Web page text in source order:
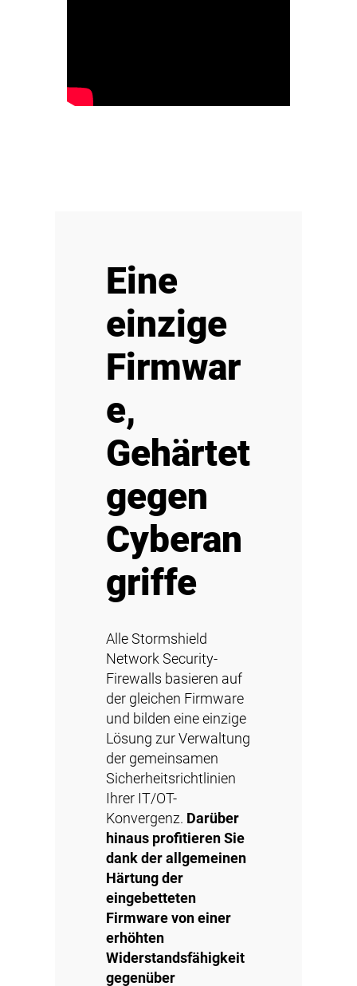
Eine
einzige
Firmwar
e,
Gehärtet
gegen
Cyberan
griffe
Alle Stormshield
Network Security-
Firewalls basieren auf
der gleichen Firmware
und bilden eine einzige
Lösung zur Verwaltung
der gemeinsamen
Sicherheitsrichtlinien
Ihrer IT/OT-
Konvergenz. Darüber
hinaus profitieren Sie
dank der allgemeinen
Härtung der
eingebetteten
Firmware von einer
erhöhten
Widerstandsfähigkeit
gegenüber